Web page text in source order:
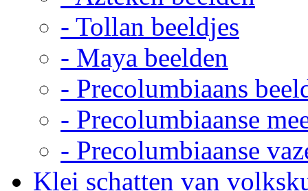
- Tollan beeldjes
- Maya beelden
- Precolumbiaans
- Precolumbiaanse
- Precolumbiaanse
Klei schatten van